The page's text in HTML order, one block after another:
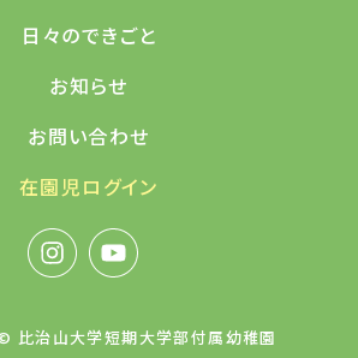
日々のできごと
お知らせ
お問い合わせ
在園児ログイン
治山大学短期大学部付属幼稚園